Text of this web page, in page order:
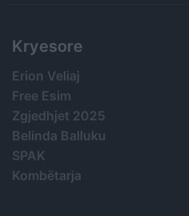
Kryesore
Erion Veliaj
Free Esim
Zgjedhjet 2025
Belinda Balluku
SPAK
Kombëtarja